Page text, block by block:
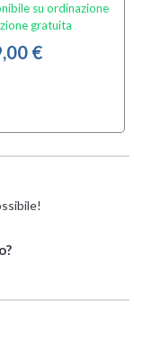
su ordinazione
gratuita
€